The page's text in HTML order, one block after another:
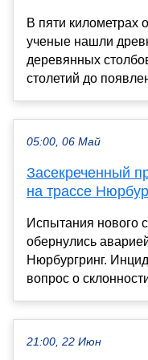
В пяти километрах
ученые нашли
деревянных
столетий до
05:00, 06 Май
Засекреченный
на трассе
Испытания нового
обернулись
Нюрбургринг.
вопрос о
21:00, 22 Июн